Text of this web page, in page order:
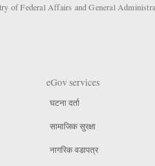
of Federal Affairs and General
eGov services
घटना दर्ता
सामाजिक सुरक्षा
नागरिक वडापत्र